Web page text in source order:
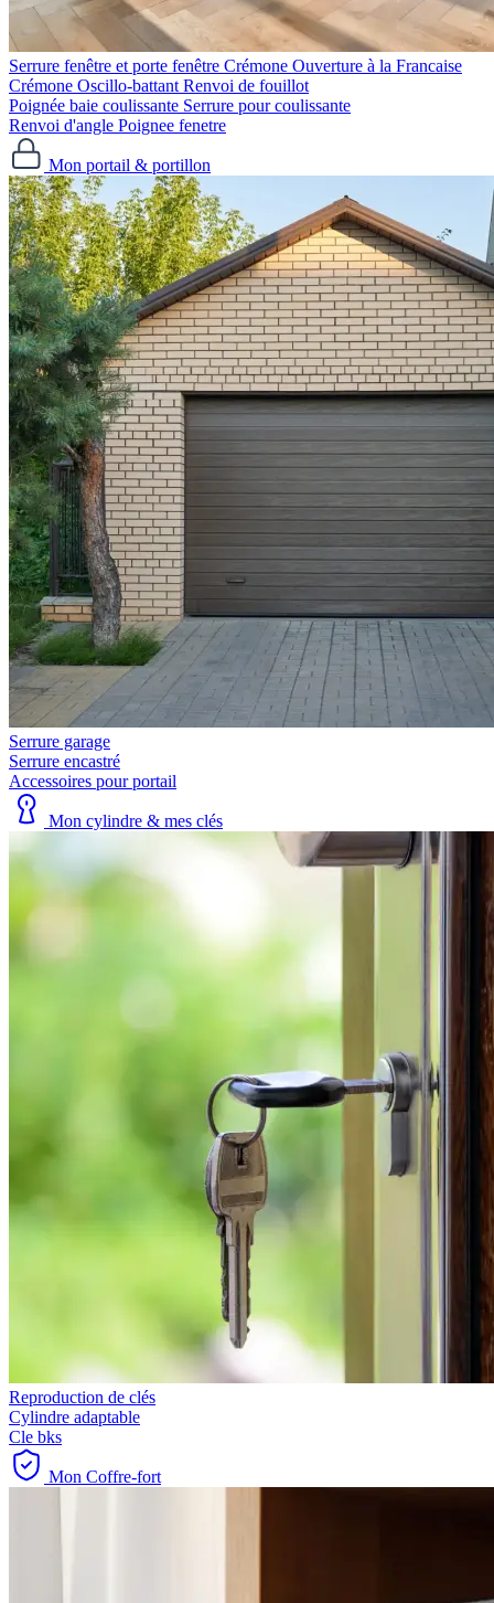
Serrure fenêtre et porte fenêtre Crémone Ouverture à la Francaise
Crémone Oscillo-battant Renvoi de fouillot
Poignée baie coulissante Serrure pour coulissante
Renvoi d'angle Poignee fenetre
Mon portail & portillon
Serrure garage
Serrure encastré
Accessoires pour portail
Mon cylindre & mes clés
Reproduction de clés
Cylindre adaptable
Cle bks
Mon Coffre-fort